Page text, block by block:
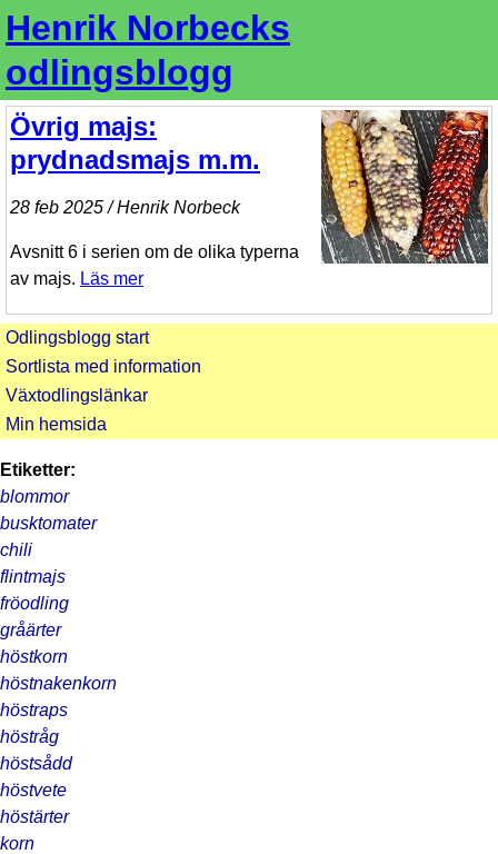
Henrik Norbecks
odlingsblogg
Övrig majs:
prydnadsmajs m.m.
28 feb 2025 / Henrik Norbeck
Avsnitt 6 i serien om de olika typerna
av majs. Läs mer
Odlingsblogg start
Sortlista med information
Växtodlingslänkar
Min hemsida
Etiketter:
blommor
busktomater
chili
flintmajs
fröodling
gråärter
höstkorn
höstnakenkorn
höstraps
höstråg
höstsådd
höstvete
höstärter
korn